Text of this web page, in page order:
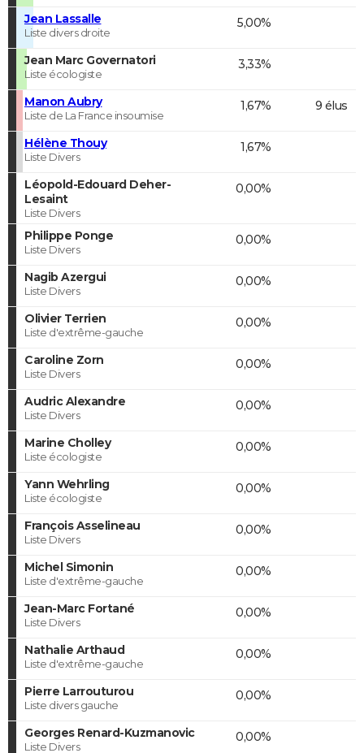
Jean Lassalle
Liste divers droite
5,00%
Jean Marc Governatori
Liste écologiste
3,33%
Manon Aubry
Liste de La France insoumise
1,67% 9 élus
Hélène Thouy
Liste Divers
1,67%
Léopold-Edouard Deher-
Lesaint
Liste Divers
0,00%
Philippe Ponge
Liste Divers
0,00%
Nagib Azergui
Liste Divers
0,00%
Olivier Terrien
Liste d'extrême-gauche
0,00%
Caroline Zorn
Liste Divers
0,00%
Audric Alexandre
Liste Divers
0,00%
Marine Cholley
Liste écologiste
0,00%
Yann Wehrling
Liste écologiste
0,00%
François Asselineau
Liste Divers
0,00%
Michel Simonin
Liste d'extrême-gauche
0,00%
Jean-Marc Fortané
Liste Divers
0,00%
Nathalie Arthaud
Liste d'extrême-gauche
0,00%
Pierre Larrouturou
Liste divers gauche
0,00%
Georges Renard-Kuzmanovic
Liste Divers
0,00%